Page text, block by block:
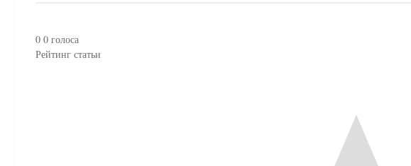
0 0 голоса
Рейтинг статьи